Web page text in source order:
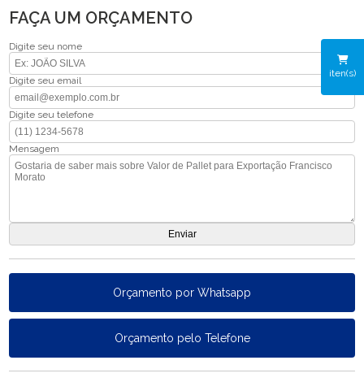
iten(s)
FAÇA UM ORÇAMENTO
Digite seu nome
Digite seu email
Digite seu telefone
Mensagem
Orçamento por Whatsapp
Orçamento pelo Telefone